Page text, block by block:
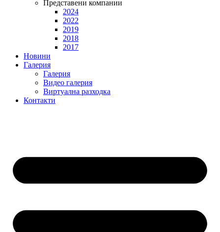
Представени компании
2024
2022
2019
2018
2017
Новини
Галерия
Галерия
Видео галерия
Виртуална разходка
Контакти